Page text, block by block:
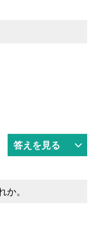
答えを見る
。